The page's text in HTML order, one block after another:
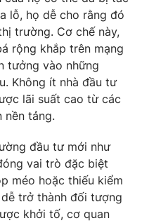
lỗ, họ dễ cho rằng đó
trường. Cơ chế này,
rộng khắp trên mạng
tưởng vào những
Không ít nhà đầu tư
lãi suất cao từ các
nền tảng.
đầu tư mới như
vai trò đặc biệt
méo hoặc thiếu kiểm
trở thành đối tượng
khởi tố, cơ quan